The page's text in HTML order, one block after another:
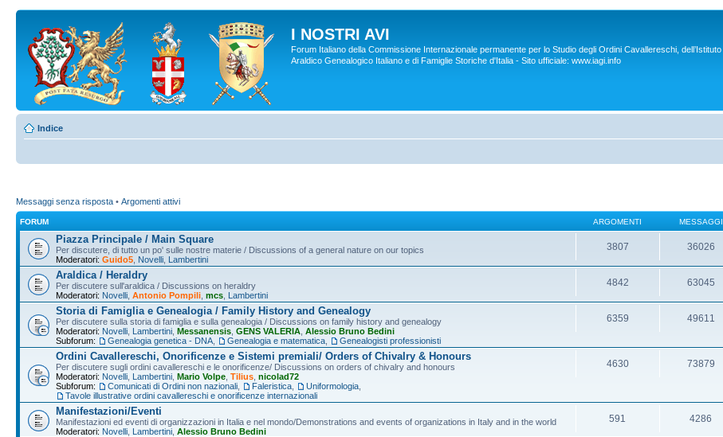
I NOSTRI AVI
Forum Italiano della Commissione Internazionale permanente per lo Studio degli Ordini Cavallereschi, dell’Istituto
Araldico Genealogico Italiano e di Famiglie Storiche d'Italia - Sito ufficiale: www.iagi.info
Indice
Messaggi senza risposta • Argomenti attivi
FORUM ARGOMENTI MESSAGGI
Piazza Principale / Main Square
Per discutere, di tutto un po' sulle nostre materie / Discussions of a general nature on our topics
Moderatori: Guido5 Novelli Lambertini
3807 36026
Araldica / Heraldry
Per discutere sull'araldica / Discussions on heraldry
Moderatori: Novelli Antonio Pompili mcs Lambertini
4842 63045
Storia di Famiglia e Genealogia / Family History and Genealogy
Per discutere sulla storia di famiglia e sulla genealogia / Discussions on family history and genealogy
Moderatori: Novelli Lambertini Messanensis GENS VALERIA Alessio Bruno Bedini
Subforum:
Genealogia genetica - DNA Genealogia e matematica Genealogisti professionisti
6359 49611
Ordini Cavallereschi, Onorificenze e Sistemi premiali/ Orders of Chivalry & Honours
Per discutere sugli ordini cavallereschi e le onorificenze/ Discussions on orders of chivalry and honours
Moderatori: Novelli Lambertini Mario Volpe Tilius nicolad72
Subforum:
Comunicati di Ordini non nazionali Faleristica Uniformologia
Tavole illustrative ordini cavallereschi e onorificenze internazionali
4630 73879
Manifestazioni/Eventi
Manifestazioni ed eventi di organizzazioni in Italia e nel mondo/Demonstrations and events of organizations in Italy and in the world
Moderatori: Novelli Lambertini Alessio Bruno Bedini
591 4286